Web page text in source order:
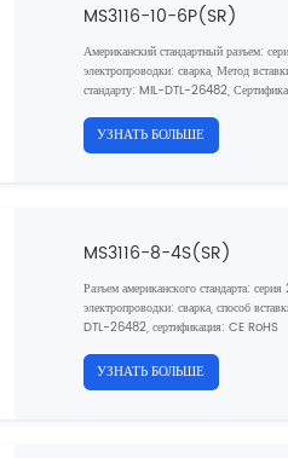
MS3116-10-6P(SR)
Американский стандартный разъем:
электропроводки: сварка, Метод
стандарту: MIL-DTL-26482,
УЗНАТЬ БОЛЬШЕ
MS3116-8-4S(SR)
Разъем американского стандарта:
электропроводки: сварка, способ
DTL-26482, сертификация: CE RoHS
УЗНАТЬ БОЛЬШЕ